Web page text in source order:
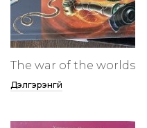
The war of the worlds
Дэлгэрэнгүй